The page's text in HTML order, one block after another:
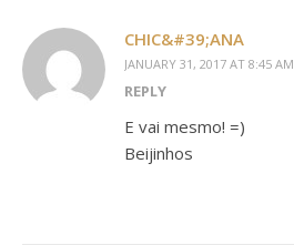
CHIC&#39;ANA
JANUARY 31, 2017 AT 8:45 AM
REPLY
E vai mesmo! =)
Beijinhos